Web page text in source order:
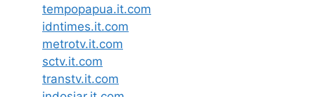
tempopapua.it.com
idntimes.it.com
metrotv.it.com
sctv.it.com
transtv.it.com